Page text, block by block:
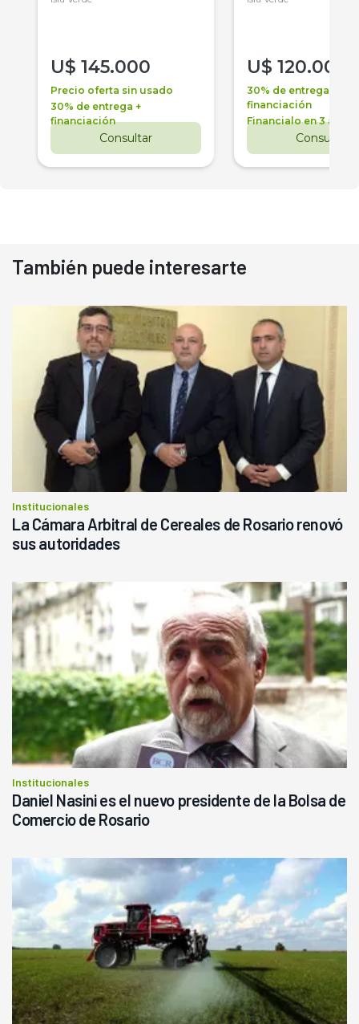
U$ 145.000
Precio oferta sin usado
30% de entrega +
financiación
Consultar
U$ 120.000
30% de entrega +
financiación
Financialo en 3 años
Consultar
También puede interesarte
Institucionales
La Cámara Arbitral de Cereales de Rosario renovó
sus autoridades
Institucionales
Daniel Nasini es el nuevo presidente de la Bolsa de
Comercio de Rosario